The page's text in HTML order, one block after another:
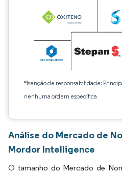
*Isenção de responsabilidade:
nenhuma ordem específica
Análise do Mercado de
Mordor Intelligence
O tamanho do Mercado de